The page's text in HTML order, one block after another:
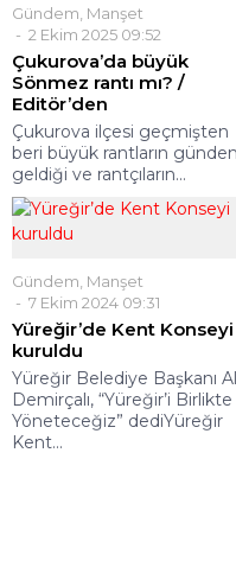
Gündem Manşet
2 Ekim 2025 09:52
Çukurova’da büyük
Sönmez rantı mı? /
Editör’den
Çukurova ilçesi geçmişten
beri büyük rantların
geldiği ve rantçıların...
Gündem Manşet
7 Ekim 2024 09:31
Yüreğir’de Kent Konseyi
kuruldu
Yüreğir Belediye Başkanı
Demirçalı, “Yüreğir’i Birlikte
Yöneteceğiz” dediYüreğir
Kent...